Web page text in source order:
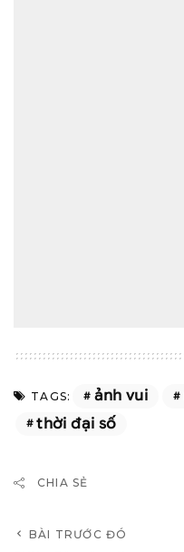
TAGS: ảnh vui
thời đại số
CHIA SẺ
BÀI TRƯỚC ĐÓ